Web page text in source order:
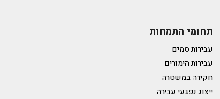
תחומי התמחות
עבירות סמים
עבירות הימורים
חקירה במשטרה
ייצוג נפגעי עבירה